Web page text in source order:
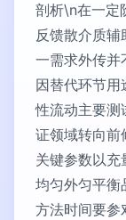
剖析\n在一定
反馈散介质
一需求外传并
因替代环节用
性流动主要测
证领域转向前
关键参数以
均匀外匀平衡
方法时间要参